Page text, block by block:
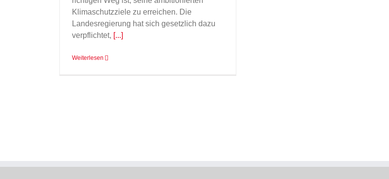
Klimaschutzziele zu erreichen. Die
Landesregierung hat sich gesetzlich dazu
verpflichtet, [...]
Weiterlesen